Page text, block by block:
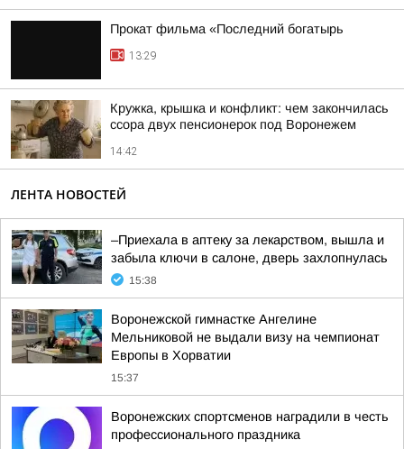
Прокат фильма «Последний богатырь
13:29
Кружка, крышка и конфликт: чем закончилась
ссора двух пенсионерок под Воронежем
14:42
ЛЕНТА НОВОСТЕЙ
–Приехала в аптеку за лекарством, вышла и
забыла ключи в салоне, дверь захлопнулась
15:38
Воронежской гимнастке Ангелине
Мельниковой не выдали визу на чемпионат
Европы в Хорватии
15:37
Воронежских спортсменов наградили в честь
профессионального праздника